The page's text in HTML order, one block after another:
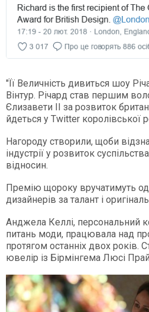
"Її Величність дивиться шоу
Вінтур. Річард став першим
Єлизавети II за розвиток
йдеться у Twitter королівської
Нагороду створили, щоби
індустрії у розвиток
відносин.
Премію щороку вручатимуть
дизайнерів за талант і
Анджела Келлі, персональний
питань моди, працювала над
протягом останніх двох років.
ювелір із Бірмінгема Люсі